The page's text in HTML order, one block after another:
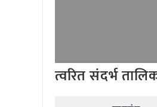
त्वरित संदर्भ